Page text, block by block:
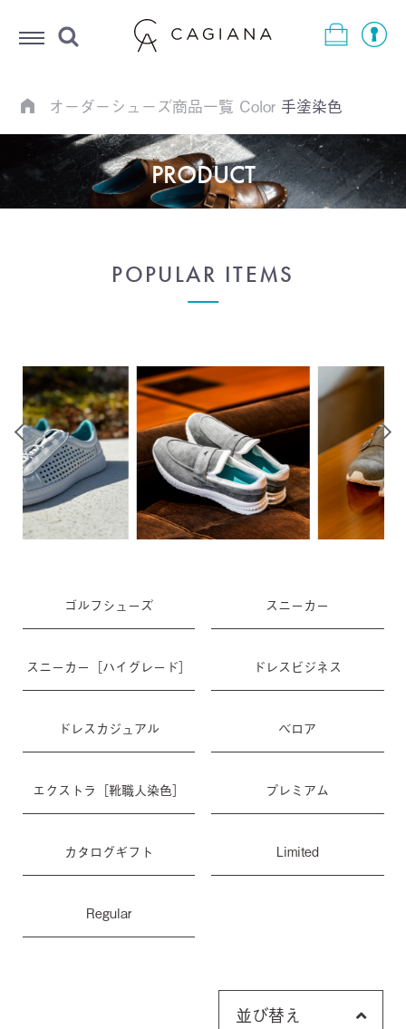
Menu
オーダーシューズ商品一覧 Color 手塗染色
PRODUCT
POPULAR ITEMS
ゴルフシューズ スニーカー
スニーカー［ハイグレード］ ドレスビジネス
ドレスカジュアル ベロア
エクストラ［靴職人染色］ プレミアム
カタログギフト Limited
Regular
並び替え